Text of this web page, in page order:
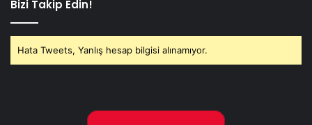
Bizi Takip Edin!
Hata Tweets, Yanlış hesap bilgisi alınamıyor.